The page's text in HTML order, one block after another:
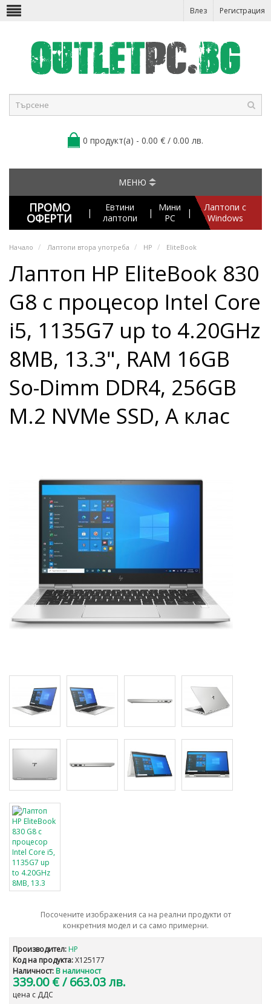
Влез Регистрация
0 продукт(а) - 0.00 € / 0.00 лв.
МЕНЮ
ПРОМО
ОФЕРТИ |
Евтини
лаптопи
|
Мини
PC
|
Лаптопи с
Windows
Начало Лаптопи втора употреба HP EliteBook
Лаптоп HP EliteBook 830
G8 с процесор Intel Core
i5, 1135G7 up to 4.20GHz
8MB, 13.3", RAM 16GB
So-Dimm DDR4, 256GB
M.2 NVMe SSD, A клас
Посочените изображения са на реални продукти от
конкретния модел и са само примерни.
Производител: HP
Код на продукта:X125177
Наличност: В наличност
339.00 €/ 663.03 лв.
цена с ДДС